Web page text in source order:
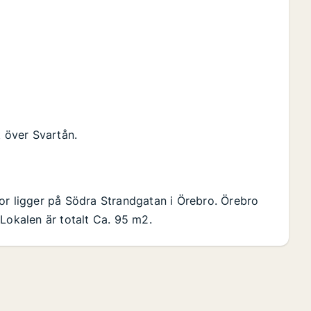
över Svartån.
ligger på Södra Strandgatan i Örebro. Örebro
är totalt Ca. 95 m2.